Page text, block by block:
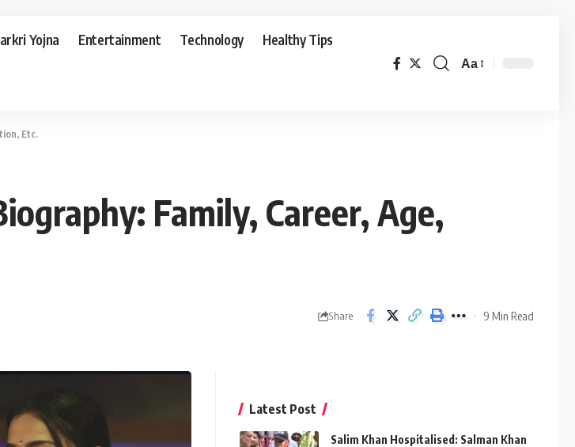
Yojna Entertainment Technology Healthy Tips
Aa
Etc.
Family, Career, Age,
Share 9 Min Read
Latest Post
Salim Khan Hospitalised: Salman Khan